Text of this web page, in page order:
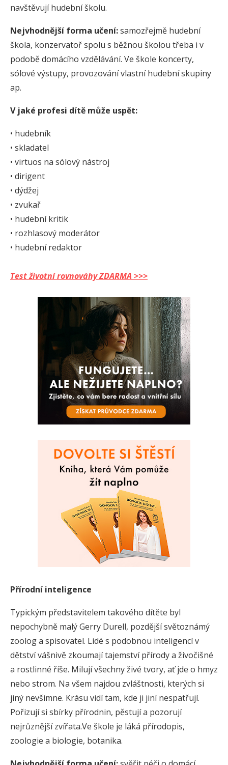
navštěvují hudební školu.
Nejvhodnější forma učení:samozřejmě hudební
škola, konzervatoř spolu s běžnou školou třeba i v
podobě domácího vzdělávání. Ve škole koncerty,
sólové výstupy, provozování vlastní hudební skupiny
ap.
V jaké profesi dítě může uspět:
• hudebník
• skladatel
• virtuos na sólový nástroj
• dirigent
• dýdžej
• zvukař
• hudební kritik
• rozhlasový moderátor
• hudební redaktor
Test životní rovnováhy ZDARMA >>>
Přírodní inteligence
Typickým představitelem takového dítěte byl
nepochybně malý Gerry Durell, pozdější světoznámý
zoolog a spisovatel. Lidé s podobnou inteligencí v
dětství vášnivě zkoumají tajemství přírody a živočišné
a rostlinné říše. Milují všechny živé tvory, ať jde o hmyz
nebo strom. Na všem najdou zvláštnosti, kterých si
jiný nevšimne. Krásu vidí tam, kde ji jiní nespatřují.
Pořizují si sbírky přírodnin, pěstují a pozorují
nejrůznější zvířata.Ve škole je láká přírodopis,
zoologie a biologie, botanika.